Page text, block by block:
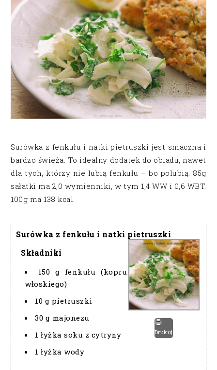
Surówka z fenkułu i natki pietruszki jest smaczna i
bardzo świeża. To idealny dodatek do obiadu, nawet
dla tych, którzy nie lubią fenkułu – bo polubią. 85g
sałatki ma 2,0 wymienniki, w tym 1,4 WW i 0,6 WBT.
100g ma 138 kcal.
Surówka z fenkułu i natki pietruszki
Drukuj
Składniki
150 g fenkułu (kopru
włoskiego)
10 g pietruszki
30 g majonezu
1 łyżka soku z cytryny
1 łyżka wody